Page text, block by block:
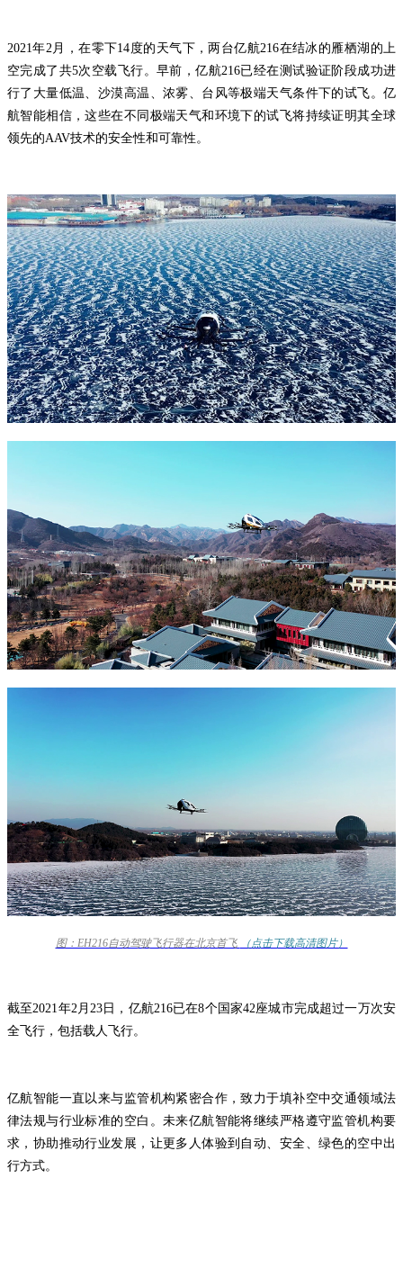
2021年2月，在零下14度的天气下，两台亿航216在结冰的雁栖湖的上
空完成了共5次空载飞行。早前，亿航216已经在测试验证阶段成功进
行了大量低温、沙漠高温、浓雾、台风等极端天气条件下的试飞。亿
航智能相信，这些在不同极端天气和环境下的试飞将持续证明其全球
领先的AAV技术的安全性和可靠性。
图：EH216自动驾驶飞行器在北京首飞 （点击下载高清图片）
截至2021年2月23日，亿航216已在8个国家42座城市完成超过一万次安
全飞行，包括载人飞行。
亿航智能一直以来与监管机构紧密合作，致力于填补空中交通领域法
律法规与行业标准的空白。未来亿航智能将继续严格遵守监管机构要
求，协助推动行业发展，让更多人体验到自动、安全、绿色的空中出
行方式。